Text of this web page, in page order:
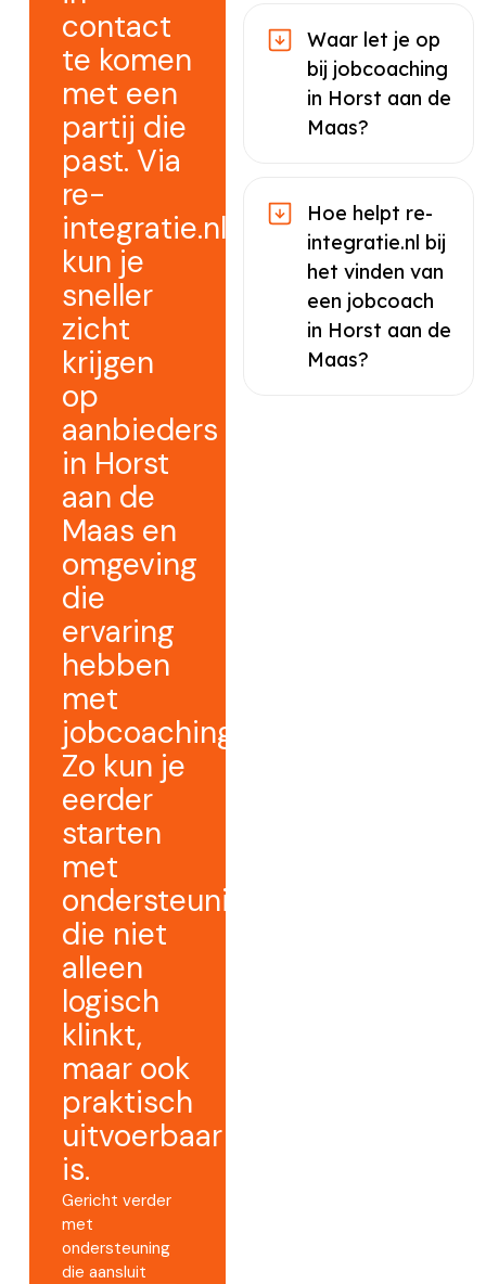
contact
te komen
met een
partij die
past. Via
re-
integratie.nl
kun je
sneller
zicht
krijgen
op
aanbieders
in Horst
aan de
Maas en
omgeving
die
ervaring
hebben
met
jobcoaching.
Zo kun je
eerder
starten
met
ondersteuning
die niet
alleen
logisch
klinkt,
maar ook
praktisch
uitvoerbaar
is.
Gericht verder
met
ondersteuning
die aansluit
Waar let je op
bij jobcoaching
in Horst aan de
Maas?
Hoe helpt re-
integratie.nl bij
het vinden van
een jobcoach
in Horst aan de
Maas?